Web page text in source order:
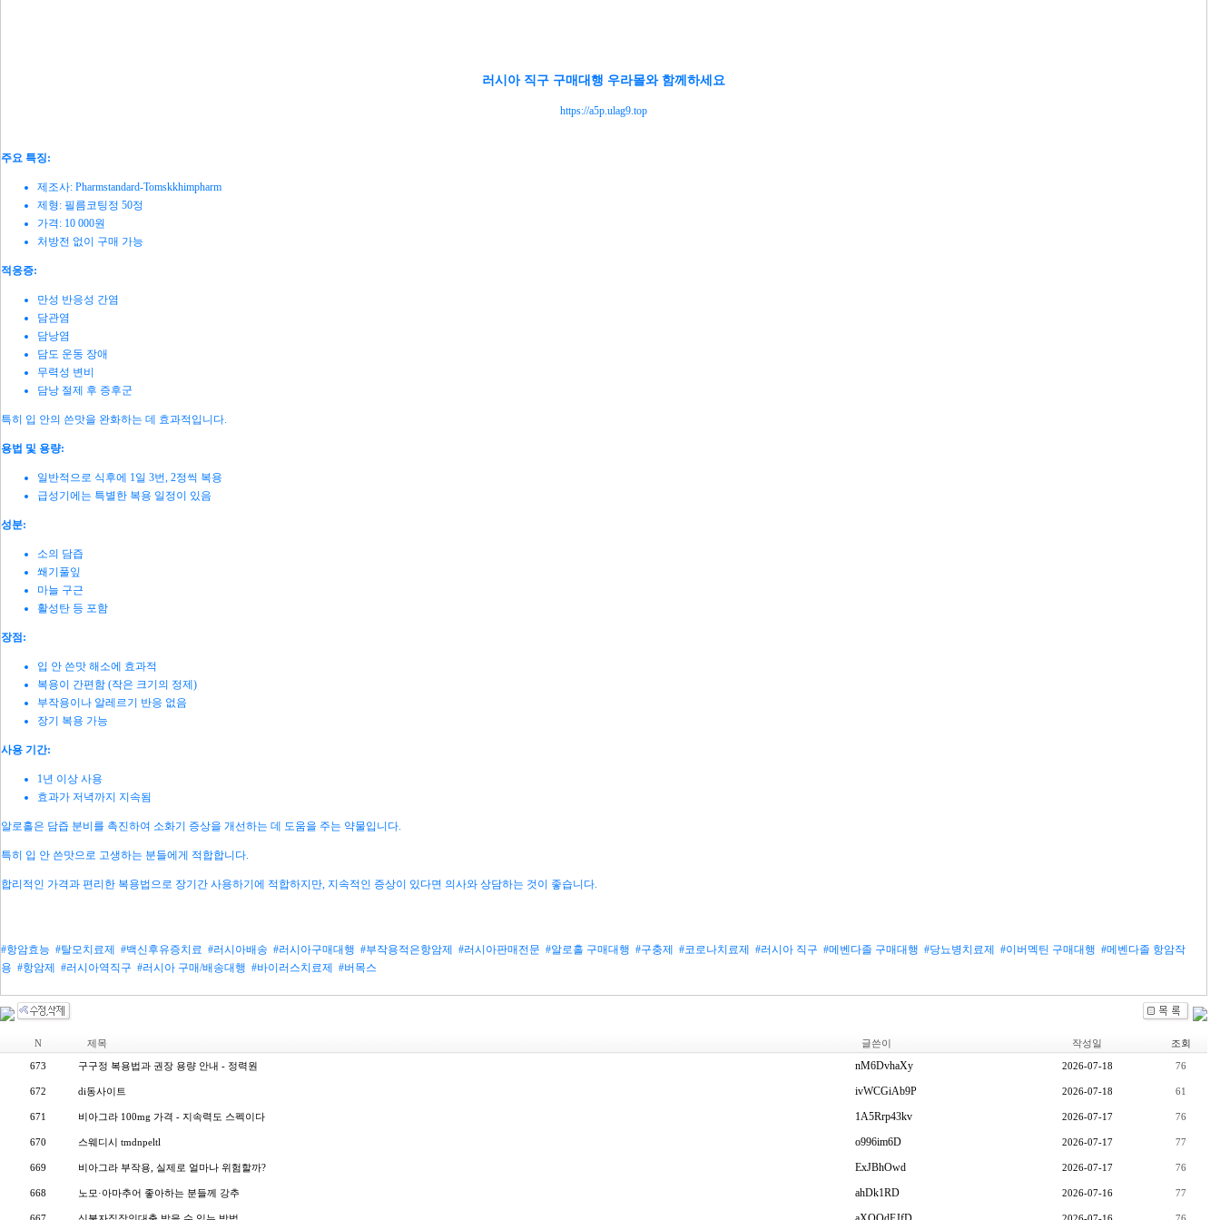
러시아 직구 구매대행 우라몰와 함께하세요
https://a5p.ulag9.top
주요 특징:
제조사: Pharmstandard-Tomskkhimpharm
제형: 필름코팅정 50정
가격: 10 000원
처방전 없이 구매 가능
적응증:
만성 반응성 간염
담관염
담낭염
담도 운동 장애
무력성 변비
담낭 절제 후 증후군
특히 입 안의 쓴맛을 완화하는 데 효과적입니다.
용법 및 용량:
일반적으로 식후에 1일 3번, 2정씩 복용
급성기에는 특별한 복용 일정이 있음
성분:
소의 담즙
쐐기풀잎
마늘 구근
활성탄 등 포함
장점:
입 안 쓴맛 해소에 효과적
복용이 간편함 (작은 크기의 정제)
부작용이나 알레르기 반응 없음
장기 복용 가능
사용 기간:
1년 이상 사용
효과가 저녁까지 지속됨
알로홀은 담즙 분비를 촉진하여 소화기 증상을 개선하는 데 도움을 주는 약물입니다.
특히 입 안 쓴맛으로 고생하는 분들에게 적합합니다.
합리적인 가격과 편리한 복용법으로 장기간 사용하기에 적합하지만, 지속적인 증상이 있다면 의사와 상담하는 것이 좋습니다.
#항암효능 #탈모치료제 #백신후유증치료 #러시아배송 #러시아구매대행 #부작용적은항암제 #러시아판매전문 #알로홀 구매대행 #구충제 #코로나치료제 #러시아 직구 #메벤다졸 구매대행 #당뇨병치료제 #이버멕틴 구매대행 #메벤다졸 항암작
용 #항암제 #러시아역직구 #러시아 구매/배송대행 #바이러스치료제 #버목스
N 제목 글쓴이 작성일 조회
673 구구정 복용법과 권장 용량 안내 - 정력원 nM6DvhaXy 2026-07-18 76
672 di동사이트 ivWCGiAb9P 2026-07-18 61
671 비아그라 100mg 가격 - 지속력도 스펙이다 1A5Rrp43kv 2026-07-17 76
670 스웨디시 tmdnpeltl o996im6D 2026-07-17 77
669 비아그라 부작용, 실제로 얼마나 위험할까? ExJBhOwd 2026-07-17 76
668 노모·아마추어 좋아하는 분들께 강추 ahDk1RD 2026-07-16 77